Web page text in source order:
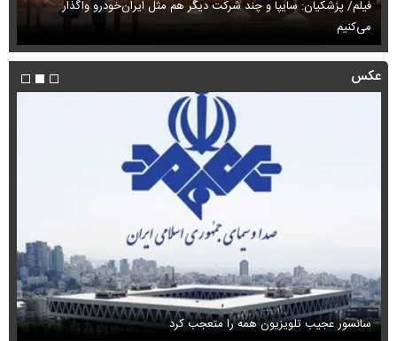
فیلم/ پزشکیان: سایپا و چند شرکت دیگر هم مثل ایران‌خودرو واگذار
می‌کنیم
عکس
سانسور عجیب تلویزیون همه را متعجب کرد